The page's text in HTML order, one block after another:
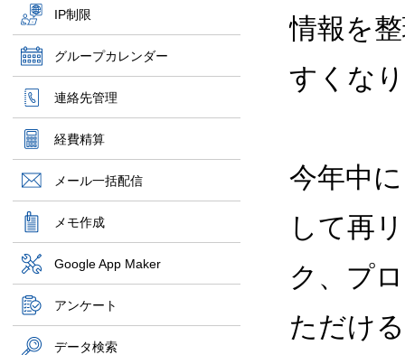
IP制限
グループカレンダー
連絡先管理
経費精算
メール一括配信
メモ作成
Google App Maker
アンケート
データ検索
情報を
すくな
今年中
して再
ク、プ
ただけ